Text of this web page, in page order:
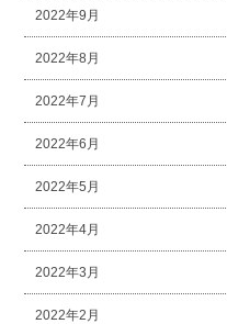
2022年9月
2022年8月
2022年7月
2022年6月
2022年5月
2022年4月
2022年3月
2022年2月